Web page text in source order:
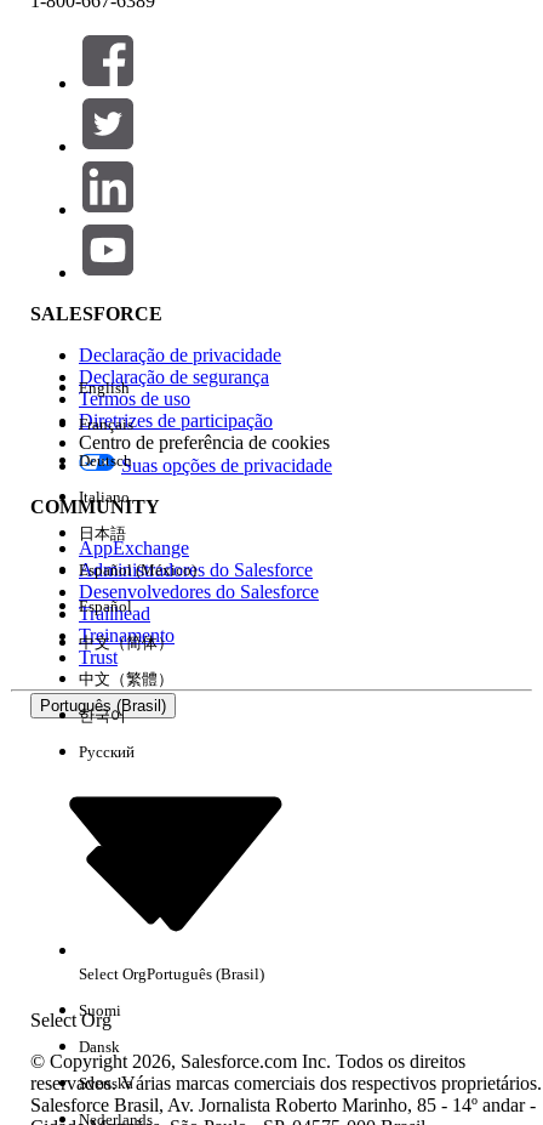
Filtros (0)
SELECIONAR FILTROS
Área de produtos
Impacto do recurso
Edição
Experiência
Sem resultados
SALESFORCE
Declaração de privacidade
Declaração de segurança
Termos de uso
Diretrizes de participação
Centro de preferência de cookies
Suas opções de privacidade
COMMUNITY
AppExchange
Administradores do Salesforce
Desenvolvedores do Salesforce
Trailhead
Treinamento
Trust
Português (Brasil)
Select Org
English
Français
Deutsch
Italiano
日本語
Español (México)
Español
中文（简体）
中文（繁體）
한국어
Русский
Select OrgPortuguês (Brasil)
Suomi
Dansk
Svenska
Nederlands
© Copyright 2026, Salesforce.com Inc. Todos os direitos
reservados. Várias marcas comerciais dos respectivos proprietários.
Salesforce Brasil, Av. Jornalista Roberto Marinho, 85 - 14º andar -